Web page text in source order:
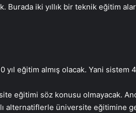
Burada iki yıllık bir teknik eğitim
yıl eğitim almış olacak. Yani
eğitimi söz konusu olmayacak.
alternatiflerle üniversite eğitimine